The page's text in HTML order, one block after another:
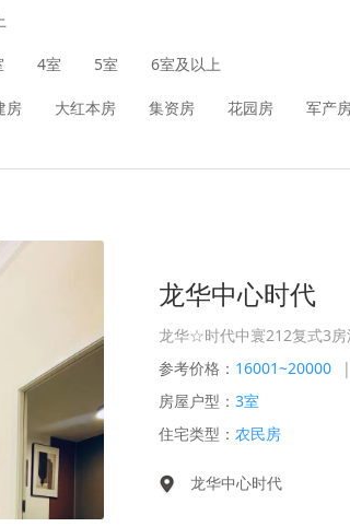
4室 5室
6室及以上
房 大红本房 集资房 花园房 军产
龙华中心时代
龙华☆时代中寰212复式3房
参考价格： 16001~20000 |
房屋户型： 3室
住宅类型： 农民房
龙华中心时代